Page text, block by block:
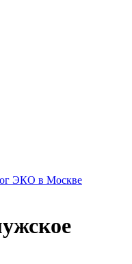
ЭКО в Москве